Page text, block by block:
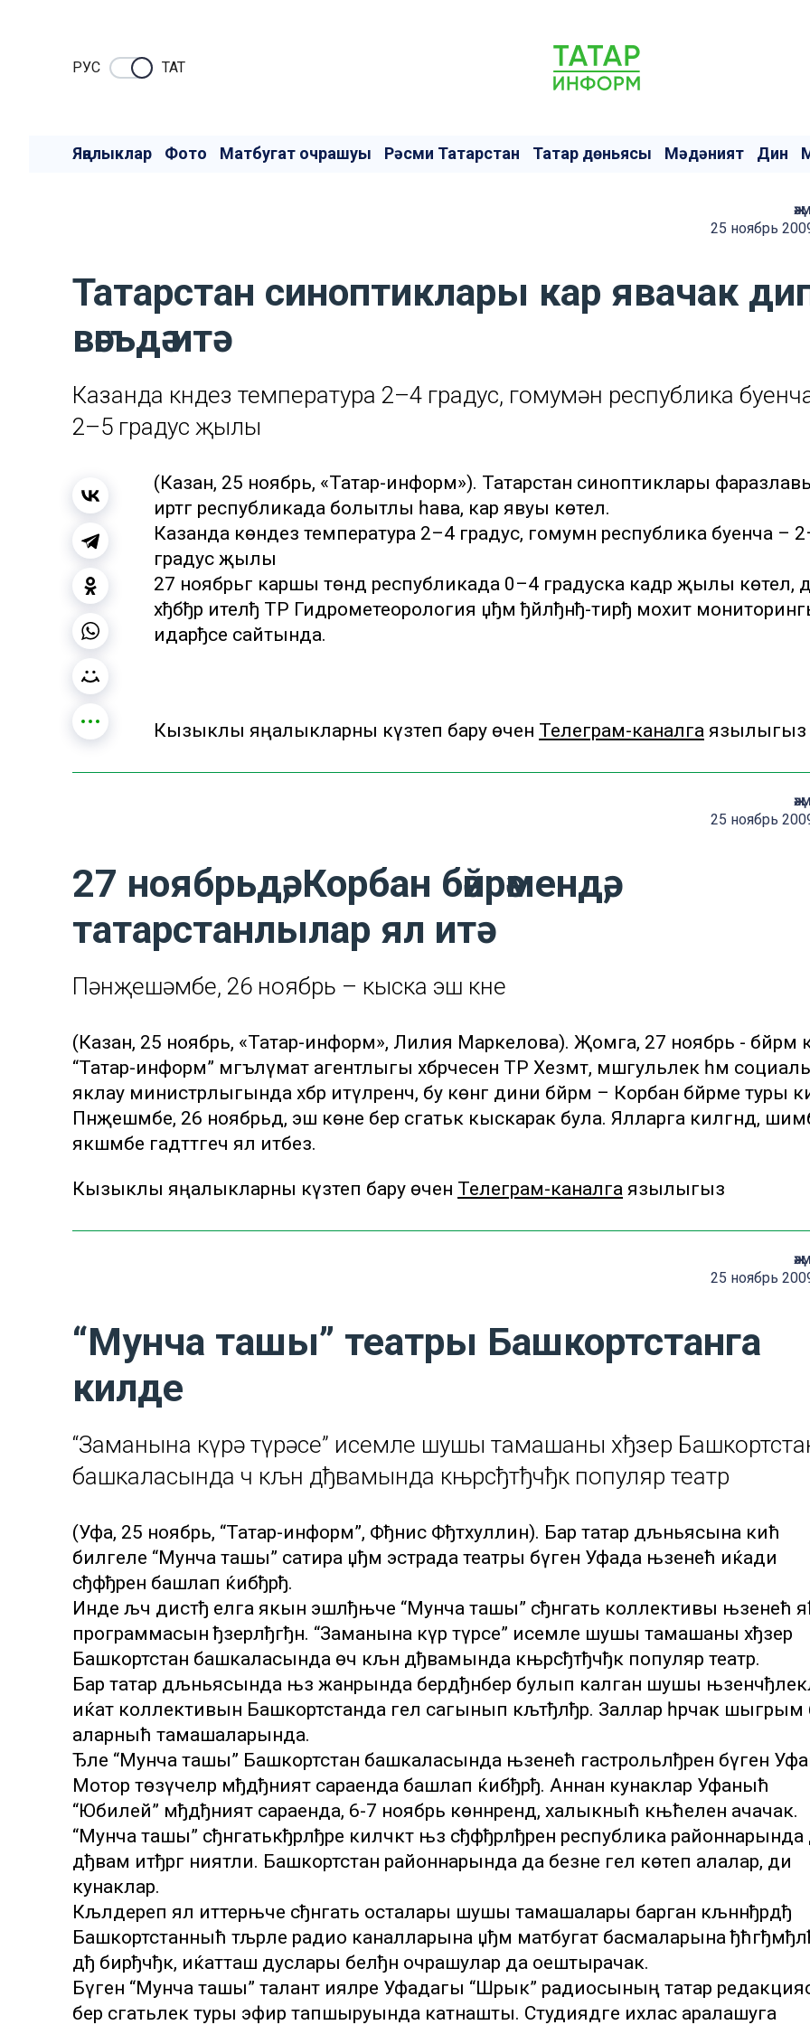
РУC ТАТ
Яңалыклар Фото Матбугат очрашуы Рәсми Татарстан Татар дөньясы Мәдәният Дин
25 ноябрь
Татарстан синоптиклары кар явачак
вәгъдә итә
Казанда көндез температура 2–4 градус, гомумән республика
2–5 градус җылы
(Казан, 25 ноябрь, «Татар-информ»). Татарстан синоптиклары
иртәгә республикада болытлы һава, кар явуы көтелә.
Казанда көндез температура 2–4 градус, гомумән республика буенча –
градус җылы
27 ноябрьгә каршы төндә республикада 0–4 градуска кадәр җылы көтелә,
хђбђр ителђ ТР Гидрометеорология џђм ђйлђнђ-тирђ мохит
идарђсе сайтында.
Кызыклы яңалыкларны күзәтеп бару өчен Телеграм-каналга язылыгыз
25 ноябрь
27 ноябрьдә, Корбан бәйрәмендә,
татарстанлылар ял итә
Пәнҗешәмбе, 26 ноябрь – кыска эш көне
(Казан, 25 ноябрь, «Татар-информ», Лилия Маркелова). Җомга, 27 ноябрь - бәйрәм
“Татар-информ” мәгълүмат агентлыгы хәбәрчесенә ТР Хезмәт, мәшгульлек һәм социаль
яклау министрлыгында хәбәр итүләренчә, бу көнгә дини бәйрәм – Корбан бәйрәме туры
Пәнҗешәмбе, 26 ноябрьдә, эш көне бер сәгатькә кыскарак була. Ялларга килгәндә,
якшәмбе гадәттәгечә ял итәбез.
Кызыклы яңалыкларны күзәтеп бару өчен Телеграм-каналга язылыгыз
25 ноябрь
“Мунча ташы” театры Башкортстанга
килде
“Заманына күрә түрәсе” исемле шушы тамашаны хђзер
башкаласында өч кљн дђвамында књрсђтђчђк популяр театр
(Уфа, 25 ноябрь, “Татар-информ”, Фђнис Фђтхуллин). Бар татар дљньясына кић
билгеле “Мунча ташы” сатира џђм эстрада театры бүген Уфада њзенећ иќади
сђфђрен башлап ќибђрђ.
Инде љч дистђ елга якын эшлђњче “Мунча ташы” сђнгать коллективы њзенећ
программасын ђзерлђгђн. “Заманына күрә түрәсе” исемле шушы тамашаны хђзер
Башкортстан башкаласында өч кљн дђвамында књрсђтђчђк популяр театр.
Бар татар дљньясында њз жанрында бердђнбер булып калган шушы
иќат коллективын Башкортстанда гел сагынып кљтђлђр. Заллар һәрчак шыгрым
аларныћ тамашаларында.
Ђле “Мунча ташы” Башкортстан башкаласында њзенећ гастрольлђрен бүген
Мотор төзүчеләр мђдђният сараенда башлап ќибђрђ. Аннан кунаклар Уфаныћ
“Юбилей” мђдђният сараенда, 6-7 ноябрь көннәрендә, халыкныћ књћелен ачачак.
“Мунча ташы” сђнгатькђрлђре киләчәктә њз сђфђрлђрен республика районнарында
дђвам итђргә ниятли. Башкортстан районнарында да безне гел көтеп алалар, ди
кунаклар.
Кљлдереп ял иттерњче сђнгать осталары шушы тамашалары барган кљннђрдђ
Башкортстанныћ тљрле радио каналларына џђм матбугат басмаларына
дђ бирђчђк, иќатташ дуслары белђн очрашулар да оештырачак.
Бүген “Мунча ташы” талант ияләре Уфадагы “Шәрык” радиосының татар
бер сәгатьлек туры эфир тапшыруында катнашты. Студиядәге ихлас аралашуга